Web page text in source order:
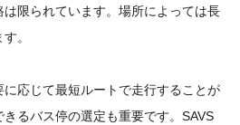
限られています。場所によっては長
。
応じて最短ルートで走行することが
るバス停の選定も重要です。SAVS